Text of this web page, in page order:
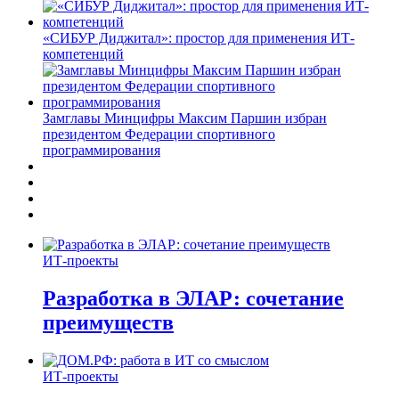
«СИБУР Диджитал»: простор для применения ИТ-
компетенций
Замглавы Минцифры Максим Паршин избран
президентом Федерации спортивного
программирования
ИТ-проекты
Разработка в ЭЛАР: сочетание
преимуществ
ИТ-проекты